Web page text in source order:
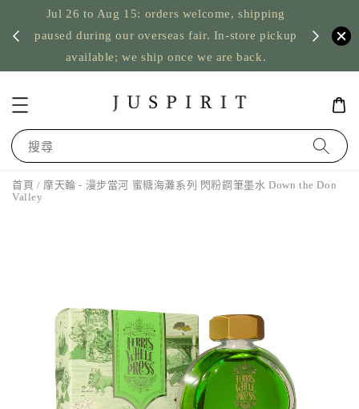
Jul 26 to Aug 15: orders welcome, shipping
paused during our overseas fair. In-store pickup
available; we ship once we are back.
US
搜尋
首頁 / 摩天輪 - 漫步當河 蜜糖海灘系列 閃粉鋼筆墨水 Down the Don
Valley